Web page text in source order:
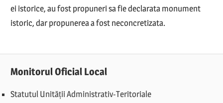
ei istorice, au fost propuneri sa fie declarata monument
istoric, dar propunerea a fost neconcretizata.
Monitorul Oficial Local
Statutul Unității Administrativ-Teritoriale